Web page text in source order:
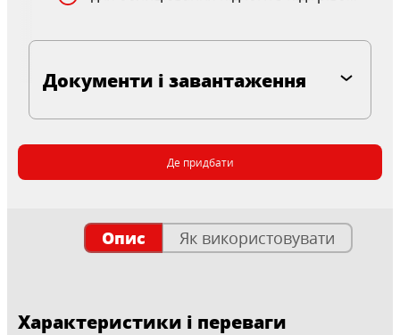
Документи і завантаження
Де придбати
Опис Як використовувати
Характеристики і переваги